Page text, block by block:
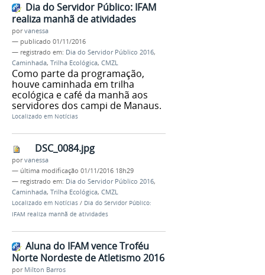
Dia do Servidor Público: IFAM
realiza manhã de atividades
porvanessa
— publicado 01/11/2016
— registrado em: Dia do Servidor Público 2016,
Caminhada, Trilha Ecológica, CMZL
Como parte da programação,
houve caminhada em trilha
ecológica e café da manhã aos
servidores dos campi de Manaus.
Localizado em Notícias
DSC_0084.jpg
porvanessa
— última modificação 01/11/2016 18h29
— registrado em: Dia do Servidor Público 2016,
Caminhada, Trilha Ecológica, CMZL
Localizado em Notícias / Dia do Servidor Público:
IFAM realiza manhã de atividades
Aluna do IFAM vence Troféu
Norte Nordeste de Atletismo 2016
por Milton Barros